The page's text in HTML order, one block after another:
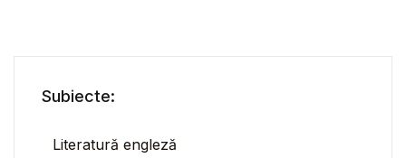
Subiecte:
Literatură engleză